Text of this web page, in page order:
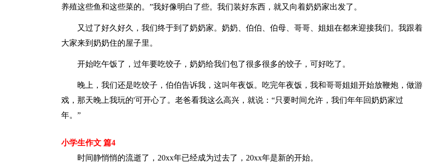
养殖这些鱼和这些菜的。”我好像明白了些。我们装好东西，就又向着奶奶家出发了。
又过了好久好久，我们终于到了奶奶家。奶奶、伯伯、伯母、哥哥、姐姐在都来迎接我们。我跟着
大家来到奶奶住的屋子里。
开始吃午饭了，过年要吃饺子，奶奶给我们包了很多很多的饺子，可好吃了。
晚上，我们还是吃饺子，伯伯告诉我，这叫年夜饭。吃完年夜饭，我和哥哥姐姐开始放鞭炮，做游
戏，那天晚上我玩的'可开心了。老爸看我这么高兴，就说：“只要时间允许，我们年年回奶奶家过
年。”
小学生作文 篇4
时间静悄悄的流逝了，20xx年已经成为过去了，20xx年是新的开始。